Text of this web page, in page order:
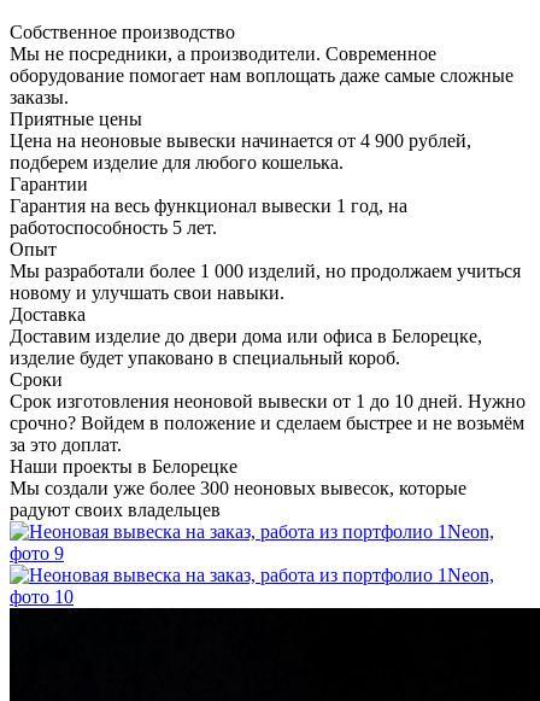
Собственное производство
Мы не посредники, а производители. Современное
оборудование помогает нам воплощать даже самые сложные
заказы.
Приятные цены
Цена на неоновые вывески начинается от 4 900 рублей,
подберем изделие для любого кошелька.
Гарантии
Гарантия на весь функционал вывески 1 год, на
работоспособность 5 лет.
Опыт
Мы разработали более 1 000 изделий, но продолжаем учиться
новому и улучшать свои навыки.
Доставка
Доставим изделие до двери дома или офиса в Белорецке,
изделие будет упаковано в специальный короб.
Сроки
Срок изготовления неоновой вывески от 1 до 10 дней. Нужно
срочно? Войдем в положение и сделаем быстрее и не возьмём
за это доплат.
Наши проекты в Белорецке
Мы создали уже более 300 неоновых вывесок, которые
радуют своих владельцев